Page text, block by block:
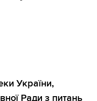
України,
Ради з питань